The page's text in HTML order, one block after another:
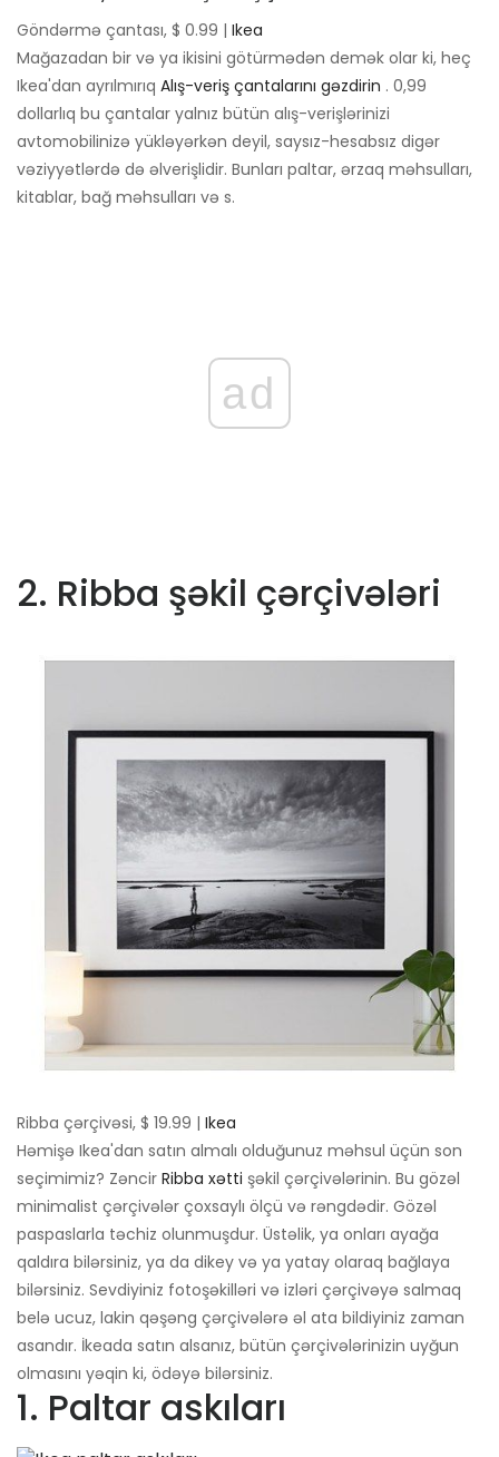
Göndərmə çantası, $ 0.99 | Ikea
Mağazadan bir və ya ikisini götürmədən demək olar ki, heç
Ikea'dan ayrılmırıq Alış-veriş çantalarını gəzdirin . 0,99
dollarlıq bu çantalar yalnız bütün alış-verişlərinizi
avtomobilinizə yükləyərkən deyil, saysız-hesabsız digər
vəziyyətlərdə də əlverişlidir. Bunları paltar, ərzaq məhsulları,
kitablar, bağ məhsulları və s.
ad
2. Ribba şəkil çərçivələri
Ribba çərçivəsi, $ 19.99 | Ikea
Həmişə Ikea'dan satın almalı olduğunuz məhsul üçün son
seçimimiz? Zəncir Ribba xətti şəkil çərçivələrinin. Bu gözəl
minimalist çərçivələr çoxsaylı ölçü və rəngdədir. Gözəl
paspaslarla təchiz olunmuşdur. Üstəlik, ya onları ayağa
qaldıra bilərsiniz, ya da dikey və ya yatay olaraq bağlaya
bilərsiniz. Sevdiyiniz fotoşəkilləri və izləri çərçivəyə salmaq
belə ucuz, lakin qəşəng çərçivələrə əl ata bildiyiniz zaman
asandır. İkeada satın alsanız, bütün çərçivələrinizin uyğun
olmasını yəqin ki, ödəyə bilərsiniz.
1. Paltar askıları